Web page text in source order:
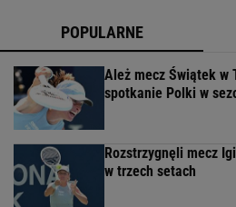
POPULARNE
Ależ mecz Świątek w
spotkanie Polki w
Rozstrzygnęli mecz
w trzech setach